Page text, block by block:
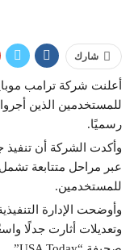
شارك
للمستخدمين الذين
رسميًا.
وأكدت الشركة أن تنفيذ
عبر مراحل متتابعة
للمستخدمين.
وأوضحت الإدارة
وتعديلات أثارت جدلًا